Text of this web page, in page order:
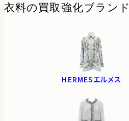
衣料の 買取強化ブランド
HERMESエルメス